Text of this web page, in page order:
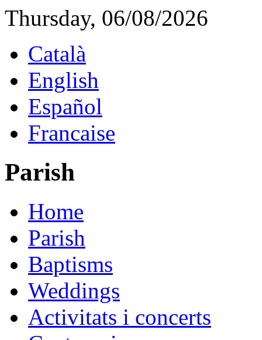
Thursday, 06/08/2026
Català
English
Español
Francaise
Parish
Home
Parish
Baptisms
Weddings
Activitats i concerts